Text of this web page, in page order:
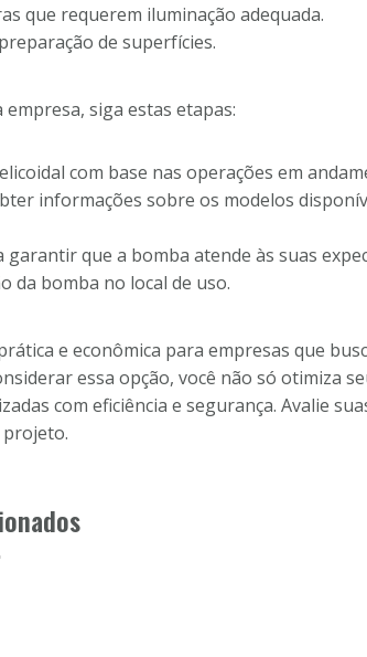
que requerem iluminação adequada.
de superfícies.
siga estas etapas:
com base nas operações em
informações sobre os modelos
que a bomba atende às suas
da bomba no local de uso.
e econômica para empresas que
essa opção, você não só otimiza
com eficiência e segurança. Avalie
projeto.